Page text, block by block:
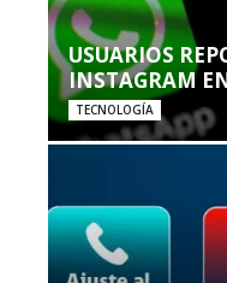
USUARIOS
INSTAGRAM
TECNOLOGÍA